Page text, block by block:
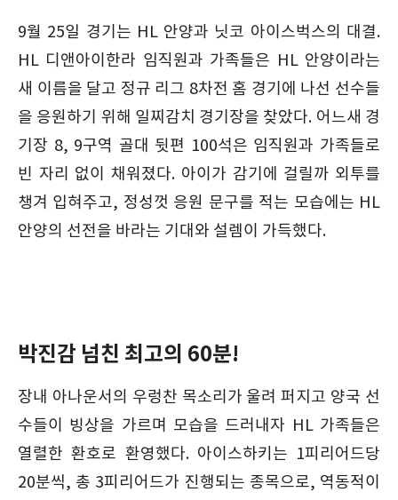
9월 25일 경기는 HL 안양과 닛코 아이스벅스의 대결.
HL 디앤아이한라 임직원과 가족들은 HL 안양이라는
새 이름을 달고 정규 리그 8차전 홈 경기에 나선 선수들
을 응원하기 위해 일찌감치 경기장을 찾았다. 어느새 경
기장 8, 9구역 골대 뒷편 100석은 임직원과 가족들로
빈 자리 없이 채워졌다. 아이가 감기에 걸릴까 외투를
챙겨 입혀주고, 정성껏 응원 문구를 적는 모습에는 HL
안양의 선전을 바라는 기대와 설렘이 가득했다.
박진감 넘친 최고의 60분!
장내 아나운서의 우렁찬 목소리가 울려 퍼지고 양국 선
수들이 빙상을 가르며 모습을 드러내자 HL 가족들은
열렬한 환호로 환영했다. 아이스하키는 1피리어드당
20분씩, 총 3피리어드가 진행되는 종목으로, 역동적이